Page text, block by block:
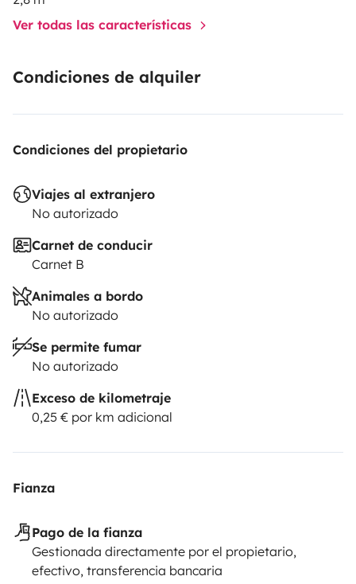
Ver todas las características
Condiciones de alquiler
Condiciones del propietario
Viajes al extranjero
No autorizado
Carnet de conducir
Carnet B
Animales a bordo
No autorizado
Se permite fumar
No autorizado
Exceso de kilometraje
0,25 € por km adicional
Fianza
Pago de la fianza
Gestionada directamente por el propietario,
efectivo, transferencia bancaria